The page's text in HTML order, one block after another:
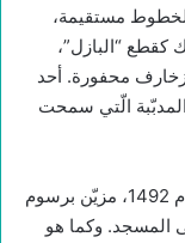
مستقيمة،
كقطع “البازل”،
محفورة. أحد
الّتي سمحت
يقع تحت ساباط مرتفع باب ذو درفتين صنع عام 1492، مزيّن برسوم
المسجد. وكما هو